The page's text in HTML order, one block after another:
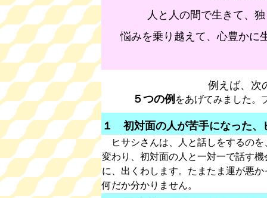
人と人の間で生きて、
悩みを乗り越えて、心豊かに
例えば、次
５つの例 をあげてみました。
１ 初対面の人が苦手になった、
ヒサシさんは、人と話しをするのを
変わり、初対面の人と一対一で話す
に、出くわします。たまたま運が悪
何だか分かりません。